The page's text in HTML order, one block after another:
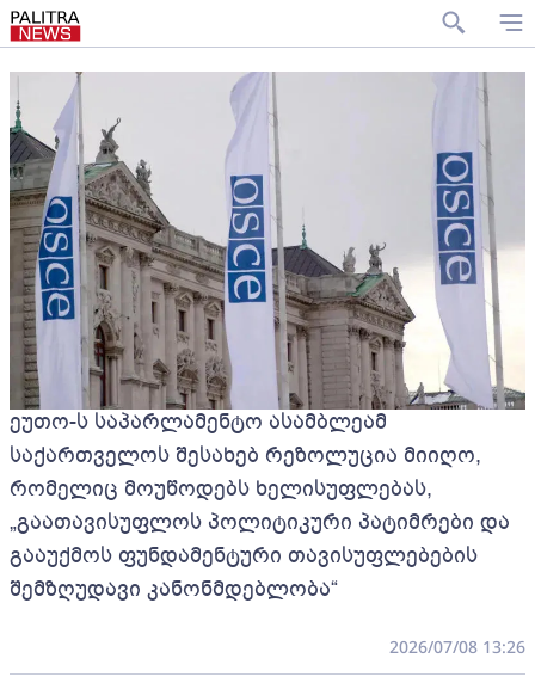
ეუთო-ს საპარლამენტო ასამბლეამ
საქართველოს შესახებ რეზოლუცია მიიღო,
რომელიც მოუწოდებს ხელისუფლებას,
„გაათავისუფლოს პოლიტიკური პატიმრები და
გააუქმოს ფუნდამენტური თავისუფლებების
შემზღუდავი კანონმდებლობა“
2026/07/08 13:26